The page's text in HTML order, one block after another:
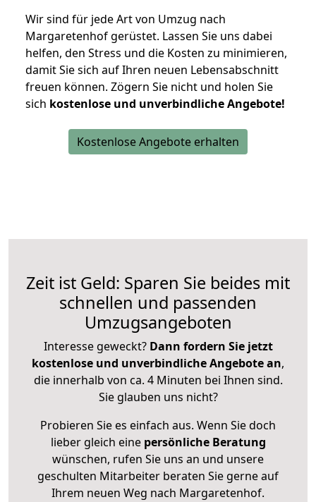
Wir sind für jede Art von Umzug nach
Margaretenhof gerüstet. Lassen Sie uns dabei
helfen, den Stress und die Kosten zu minimieren,
damit Sie sich auf Ihren neuen Lebensabschnitt
freuen können. Zögern Sie nicht und holen Sie
sich kostenlose und unverbindliche Angebote!
Kostenlose Angebote erhalten
Zeit ist Geld: Sparen Sie beides mit
schnellen und passenden
Umzugsangeboten
Interesse geweckt? Dann fordern Sie jetzt
kostenlose und unverbindliche Angebote an,
die innerhalb von ca. 4 Minuten bei Ihnen sind.
Sie glauben uns nicht?
Probieren Sie es einfach aus. Wenn Sie doch
lieber gleich eine persönliche Beratung
wünschen, rufen Sie uns an und unsere
geschulten Mitarbeiter beraten Sie gerne auf
Ihrem neuen Weg nach Margaretenhof.